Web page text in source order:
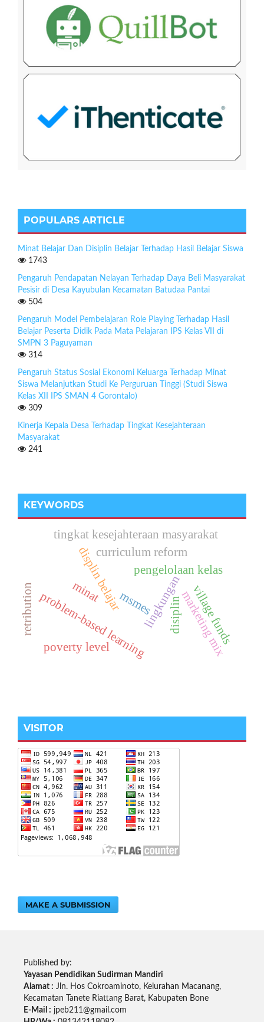
POPULARS ARTICLE
Minat Belajar Dan Disiplin Belajar Terhadap Hasil Belajar Siswa
1743
Pengaruh Pendapatan Nelayan Terhadap Daya Beli Masyarakat
Pesisir di Desa Kayubulan Kecamatan Batudaa Pantai
504
Pengaruh Model Pembelajaran Role Playing Terhadap Hasil
Belajar Peserta Didik Pada Mata Pelajaran IPS Kelas VII di
SMPN 3 Paguyaman
314
Pengaruh Status Sosial Ekonomi Keluarga Terhadap Minat
Siswa Melanjutkan Studi Ke Perguruan Tinggi (Studi Siswa
Kelas XII IPS SMAN 4 Gorontalo)
309
Kinerja Kepala Desa Terhadap Tingkat Kesejahteraan
Masyarakat
241
KEYWORDS
problem-based learning
msmeslingkungan
displin belajar
minat
disiplin
pengelolaan kelas
tingkat kesejahteraan masyarakat
marketing mix
curriculum reform
poverty level
village funds
retribution
VISITOR
MAKE A SUBMISSION
Published by:
Yayasan Pendidikan Sudirman Mandiri
Alamat : Jln. Hos Cokroaminoto, Kelurahan Macanang,
Kecamatan Tanete Riattang Barat, Kabupaten Bone
E-Mail : jpeb211@gmail.com